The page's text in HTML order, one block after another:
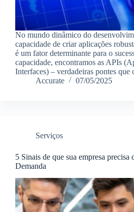
No mundo dinâmico do
capacidade de criar aplicações
é um fator determinante para o
capacidade, encontramos as APIs
Interfaces) – verdadeiras pontes
Accurate
07/05/2025
Serviços
5 Sinais de que sua empresa
Demanda